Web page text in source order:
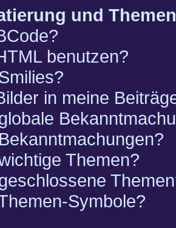
und
benutzen?
in meine
Themen?
Symbole?